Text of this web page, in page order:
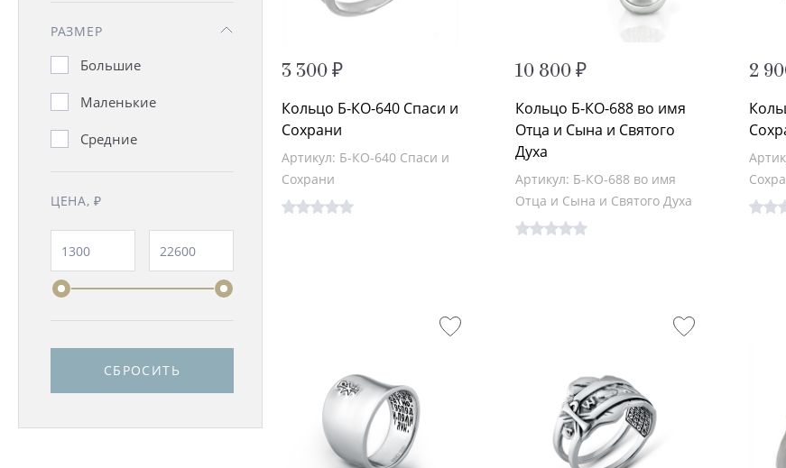
РАЗМЕР
Большие
Маленькие
Средние
ЦЕНА, ₽
СБРОСИТЬ
3 300 ₽
Кольцо Б-КО-640 Спаси и
Сохрани
Артикул: Б-КО-640 Спаси и
Сохрани
10 800 ₽
Кольцо Б-КО-688 во имя
Отца и Сына и Святого
Духа
Артикул: Б-КО-688 во имя
Отца и Сына и Святого Духа
2